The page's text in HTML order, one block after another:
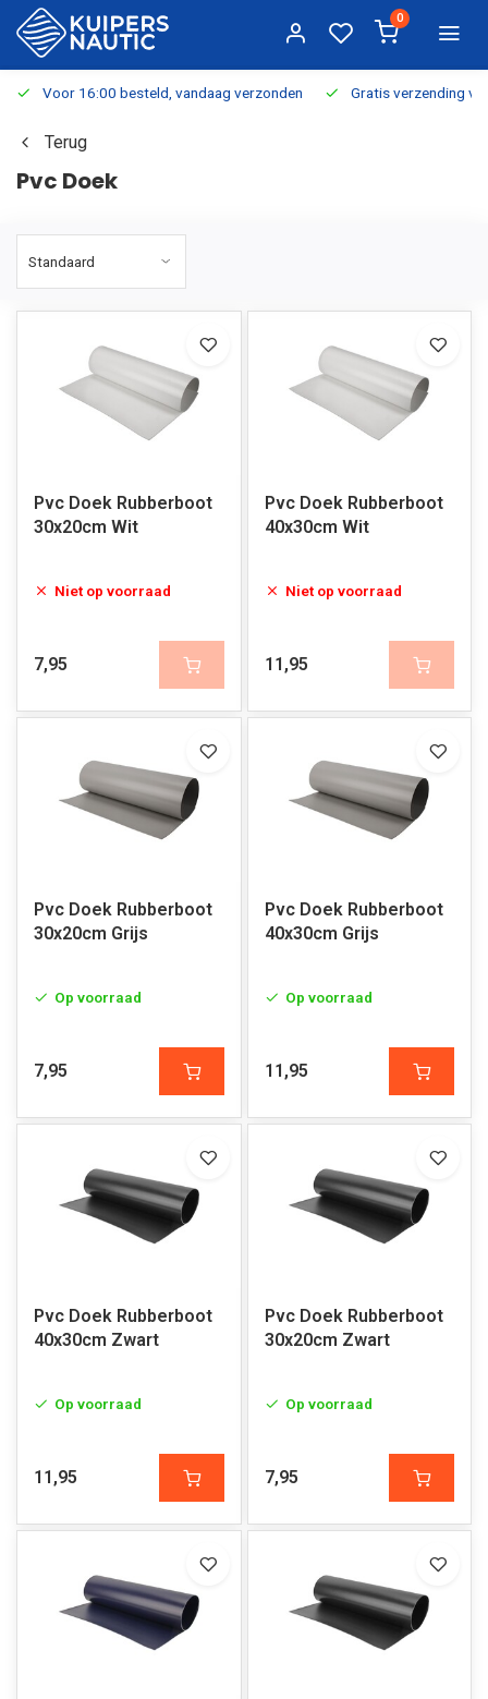
0
Voor 16:00 besteld, vandaag verzonden Gratis verzending
Terug
Pvc Doek
Pvc Doek Rubberboot
30x20cm Wit
Niet op voorraad
7,95
Pvc Doek Rubberboot
40x30cm Wit
Niet op voorraad
11,95
Pvc Doek Rubberboot
30x20cm Grijs
Op voorraad
7,95
Pvc Doek Rubberboot
40x30cm Grijs
Op voorraad
11,95
Pvc Doek Rubberboot
40x30cm Zwart
Op voorraad
11,95
Pvc Doek Rubberboot
30x20cm Zwart
Op voorraad
7,95